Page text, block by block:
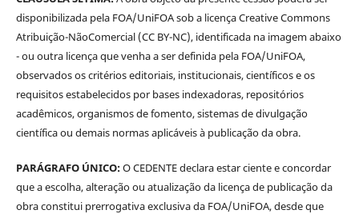
disponibilizada pela FOA/UniFOA sob a licença Creative Commons
Atribuição-NãoComercial (CC BY-NC), identificada na imagem abaixo
- ou outra licença que venha a ser definida pela FOA/UniFOA,
observados os critérios editoriais, institucionais, científicos e os
requisitos estabelecidos por bases indexadoras, repositórios
acadêmicos, organismos de fomento, sistemas de divulgação
científica ou demais normas aplicáveis à publicação da obra.
PARÁGRAFO ÚNICO:O CEDENTE declara estar ciente e concordar
que a escolha, alteração ou atualização da licença de publicação da
obra constitui prerrogativa exclusiva da FOA/UniFOA, desde que